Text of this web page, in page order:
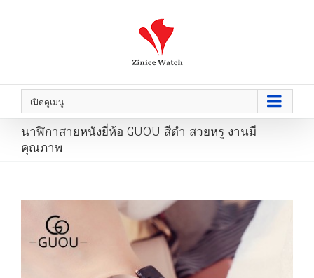
เปิดดูเมนู
นาฬิกาสายหนังยี่ห้อ GUOU สีดำ สวยหรู งานมี
คุณภาพ